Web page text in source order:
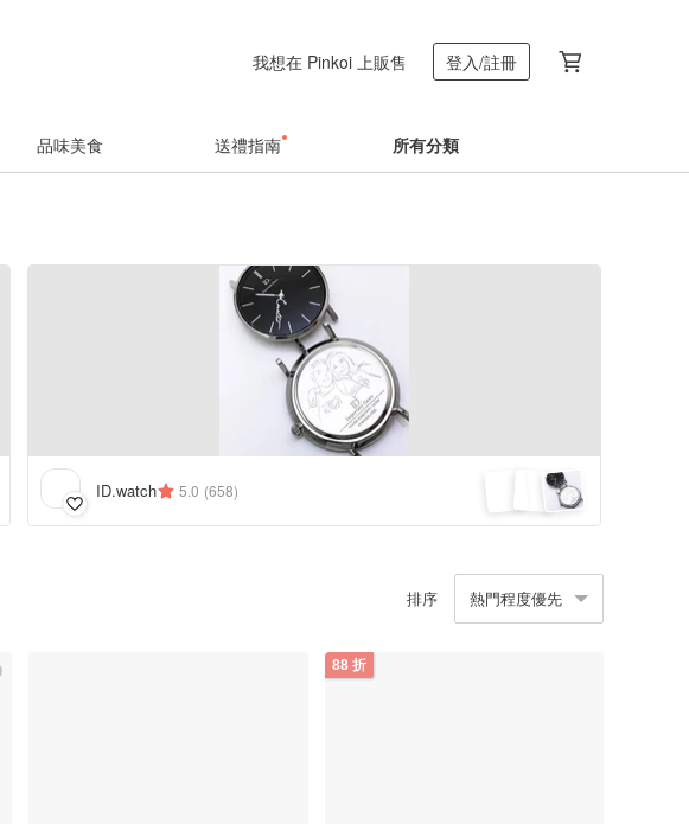
我想在 Pinkoi 上販售 登入/註冊
品味美食 送禮指南 所有分類
ID.watch 5.0 (658)
排序 熱門程度優先
88 折